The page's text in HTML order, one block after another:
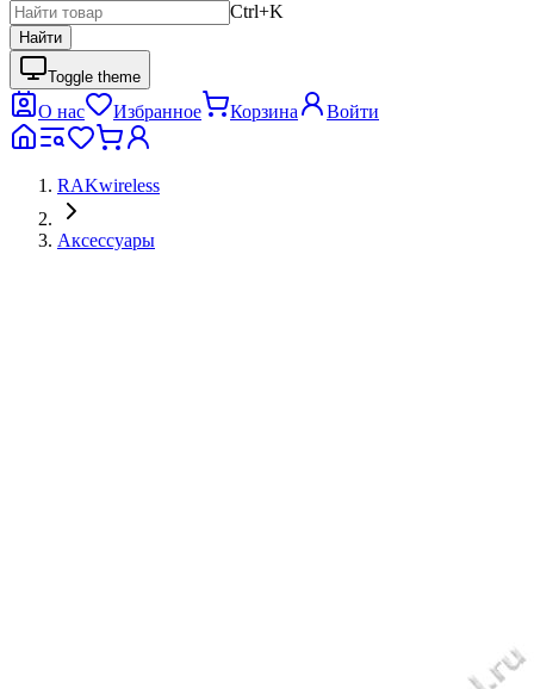
Ctrl+K
Найти
Toggle theme
О нас Избранное Корзина Войти
RAKwireless
Аксессуары